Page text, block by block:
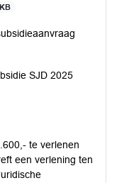
SJD 2025
te verlenen
een verlening ten